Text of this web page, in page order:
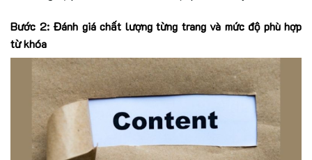
Bước 2: Đánh giá chất lượng từng trang và mức độ phù hợp
từ khóa